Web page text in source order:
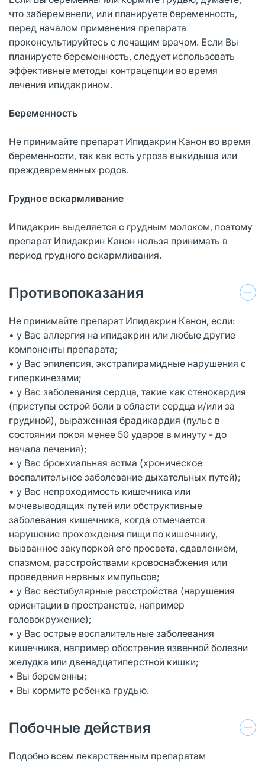
что забеременели, или планируете беременность,
перед началом применения препарата
проконсультируйтесь с лечащим врачом. Если Вы
планируете беременность, следует использовать
эффективные методы контрацепции во время
лечения ипидакрином.
Беременность
Не принимайте препарат Ипидакрин Канон во время
беременности, так как есть угроза выкидыша или
преждевременных родов.
Грудное вскармливание
Ипидакрин выделяется с грудным молоком, поэтому
препарат Ипидакрин Канон нельзя принимать в
период грудного вскармливания.
Противопоказания
Не принимайте препарат Ипидакрин Канон, если:
• у Вас аллергия на ипидакрин или любые другие
компоненты препарата;
• у Вас эпилепсия, экстрапирамидные нарушения с
гиперкинезами;
• у Вас заболевания сердца, такие как стенокардия
(приступы острой боли в области сердца и/или за
грудиной), выраженная брадикардия (пульс в
состоянии покоя менее 50 ударов в минуту - до
начала лечения);
• у Вас бронхиальная астма (хроническое
воспалительное заболевание дыхательных путей);
• у Вас непроходимость кишечника или
мочевыводящих путей или обструктивные
заболевания кишечника, когда отмечается
нарушение прохождения пищи по кишечнику,
вызванное закупоркой его просвета, сдавлением,
спазмом, расстройствами кровоснабжения или
проведения нервных импульсов;
• у Вас вестибулярные расстройства (нарушения
ориентации в пространстве, например
головокружение);
• у Вас острые воспалительные заболевания
кишечника, например обострение язвенной болезни
желудка или двенадцатиперстной кишки;
• Вы беременны;
• Вы кормите ребенка грудью.
Побочные действия
Подобно всем лекарственным препаратам